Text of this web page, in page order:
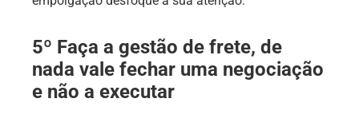
5º Faça a gestão de frete, de
nada vale fechar uma negociação
e não a executar